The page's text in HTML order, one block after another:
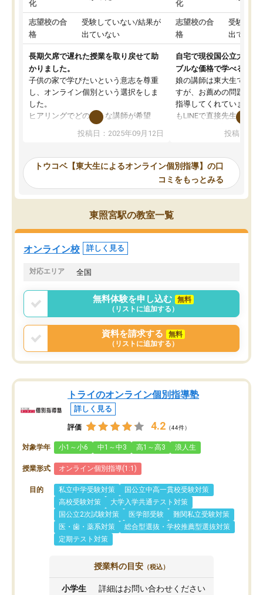
化
志望校の合
格
受験していない/結果が
出ていない
長期欠席で遅れた授業を取り戻せて助
かりました。
子供の家で学びたいという意志を尊重
し、オンライン個別という選択をしま
した。
ヒアリングでどのような講師が希望
か、オプションは付帯するかなど選ぶ
事が出来ました。
ーティングを行い、その講師で良いか
見てから講師を決定する事ができま
す。
うちの子は、初回面談の講師の方で決
オンラインツールを使用した単語帳の
共有があり宿題もそちらで出される形
でした。
言う事で講師変更の申し出があり、あ
まりに短期での変更だった為、塾に通
う事にして退会しました。遅れも取り
戻せ、授業内容や講師の方は良かった
と思います。
投稿日：2025年09月12日
化
志望校の合
格
受験して
出ていな
自宅で現役国公立大学生
ブルな価格で学べる
娘の講師は東大生では無
すが、お薦めの問題集や
指導してくれています。
もLINEで直接先生に質問
めれるので、個人に合
いなのがあり(有料)、受
ことをどんなスケジュー
くか相談したのですが、
ち期待したものではなく
くなってきたようなので
投稿日：
トウコベ【東大生によるオンライン個別指導】の口
コミをもっとみる
東照宮駅の教室一覧
オンライン校 詳しく見る
対応エリア 全国
無料体験を申し込む
無料
（リストに追加する）
資料を請求する
無料
（リストに追加する）
トライのオンライン個別指導塾
詳しく見る
評価 4.2 （44件）
対象学年 小1～小6 中1～中3 高1～高3 浪人生
授業形式 オンライン個別指導(1:1)
目的 私立中学受験対策
国公立中高一貫校受験対策
高校受験対策
大学入学共通テスト対策
国公立2次試験対策
医学部受験
難関私立受験対策
医・歯・薬系対策
総合型選抜・学校推薦型選抜対策
定期テスト対策
授業料の目安 （税込）
小学生 詳細はお問い合わせください